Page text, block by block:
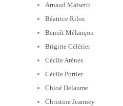
Arnaud Maïsetti
Béatrice Rilos
Benoît Mélançon
Brigitte Célérier
Cécile Arènes
Cécile Portier
Chloé Delaume
Christine Jeanney